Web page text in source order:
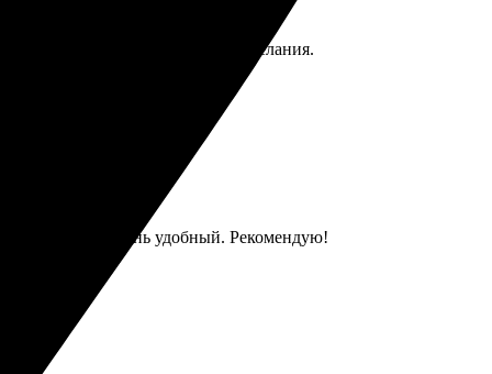
заявку и учли все пожелания.
редактор очень удобный. Рекомендую!